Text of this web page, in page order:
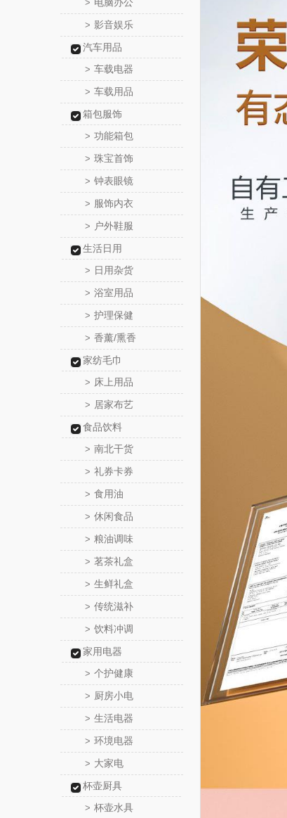
>
> 影音娱乐
汽车用品
> 车载电器
> 车载用品
箱包服饰
> 功能箱包
> 珠宝首饰
> 钟表眼镜
> 服饰内衣
> 户外鞋服
生活日用
> 日用杂货
> 浴室用品
> 护理保健
> 香薰/熏香
家纺毛巾
> 床上用品
> 居家布艺
食品饮料
> 南北干货
> 礼券卡券
> 食用油
> 休闲食品
> 粮油调味
> 茗茶礼盒
> 生鲜礼盒
> 传统滋补
> 饮料冲调
家用电器
> 个护健康
> 厨房小电
> 生活电器
> 环境电器
> 大家电
杯壶厨具
> 杯壶水具